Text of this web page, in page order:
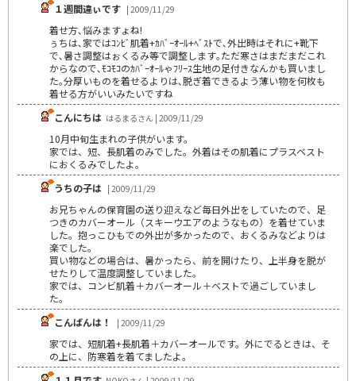
１週間違ぃです | 2009/11/29
着せ方､悩みますょね!
ぅちは､家ではｺﾝﾋﾞ肌着+ｶﾊﾞｰｵｰﾙ+ﾍﾞｽﾄで､外出時はそれに+靴下
で､暑さ調整はぉくるみ等で調整します｡ただ寒さはまだまだこれ
からなので､ﾓｺﾓｺのｶﾊﾞｰｵｰﾙゃﾌﾘｰｽ生地の足付きなんかも買いまし
た｡分厚いものを着せるよりは､脱ぎ着できるよう薄い物を何枚も
着せる方がいいみたいですね
こんにちは はるまるさん | 2009/11/29
10月中旬生まれの子供がいます。
家では、短、長肌着のみでした。外着はその肌着にプラスベスト
におくるみでしたよ。
うちの子は | 2009/11/29
お兄ちゃんの保育園の送り迎えなど毎日外出をしていたので、足
つきのカバーオール（スキーウエアのようなもの）を着せていま
した。抱っこひもでの外出が多かったので、おくるみなどよりは
楽でした。
買い物などの場合は、暑かったら、前を開けたり、上半身を脱が
せたりして温度調整していました。
家では、コンビ肌着＋カバーオール＋ベストで過ごしていまし
た。
こんばんは！
| 2009/11/29
家では、短肌着+長肌着＋カバーオールです。外にでるときは、そ
の上に、防寒着を着てましたよ。